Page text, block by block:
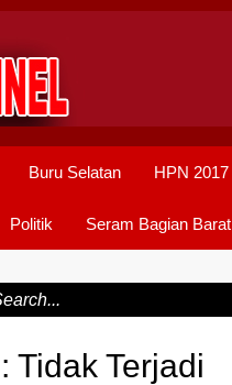
Buru Selatan HPN 2017
Politik Seram Bagian Barat
Tidak Terjadi